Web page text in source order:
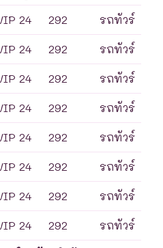
24 292 รถทัวร์
24 292 รถทัวร์
24 292 รถทัวร์
24 292 รถทัวร์
24 292 รถทัวร์
24 292 รถทัวร์
24 292 รถทัวร์
24 292 รถทัวร์